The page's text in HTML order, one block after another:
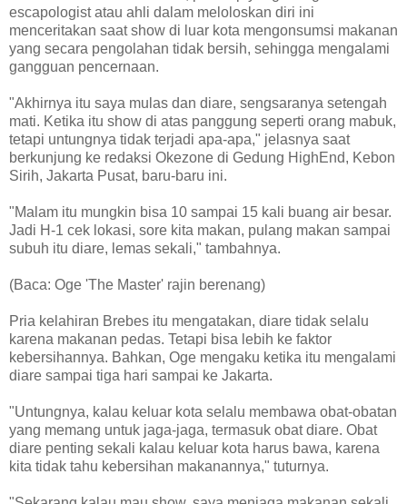
escapologist atau ahli dalam meloloskan diri ini
menceritakan saat show di luar kota mengonsumsi makanan
yang secara pengolahan tidak bersih, sehingga mengalami
gangguan pencernaan.
"Akhirnya itu saya mulas dan diare, sengsaranya setengah
mati. Ketika itu show di atas panggung seperti orang mabuk,
tetapi untungnya tidak terjadi apa-apa," jelasnya saat
berkunjung ke redaksi Okezone di Gedung HighEnd, Kebon
Sirih, Jakarta Pusat, baru-baru ini.
"Malam itu mungkin bisa 10 sampai 15 kali buang air besar.
Jadi H-1 cek lokasi, sore kita makan, pulang makan sampai
subuh itu diare, lemas sekali," tambahnya.
(Baca: Oge 'The Master' rajin berenang)
Pria kelahiran Brebes itu mengatakan, diare tidak selalu
karena makanan pedas. Tetapi bisa lebih ke faktor
kebersihannya. Bahkan, Oge mengaku ketika itu mengalami
diare sampai tiga hari sampai ke Jakarta.
"Untungnya, kalau keluar kota selalu membawa obat-obatan
yang memang untuk jaga-jaga, termasuk obat diare. Obat
diare penting sekali kalau keluar kota harus bawa, karena
kita tidak tahu kebersihan makanannya," tuturnya.